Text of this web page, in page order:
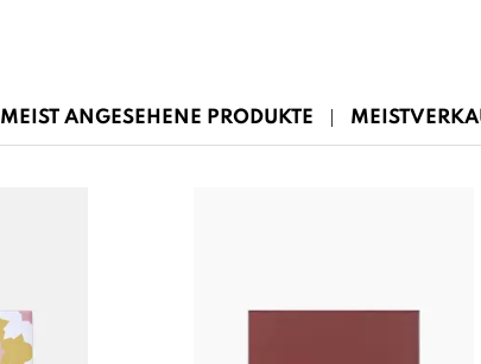
MEIST ANGESEHENE PRODUKTE